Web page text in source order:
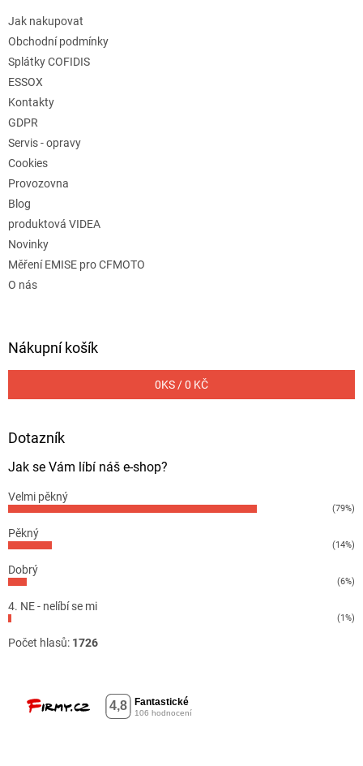
Jak nakupovat
Obchodní podmínky
Splátky COFIDIS
ESSOX
Kontakty
GDPR
Servis - opravy
Cookies
Provozovna
Blog
produktová VIDEA
Novinky
Měření EMISE pro CFMOTO
O nás
Nákupní košík
0KS /0 KČ
Dotazník
Jak se Vám líbí náš e-shop?
Velmi pěkný
(79%)
Pěkný
(14%)
Dobrý
(6%)
4. NE - nelíbí se mi
(1%)
Počet hlasů: 1726